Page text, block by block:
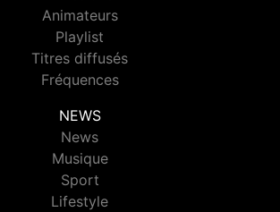
Animateurs
Playlist
Titres diffusés
Fréquences
NEWS
News
Musique
Sport
Lifestyle